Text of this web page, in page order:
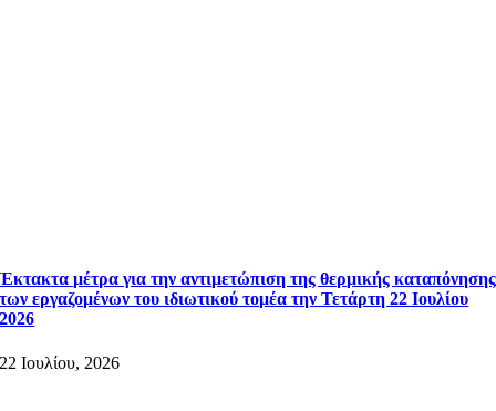
Έκτακτα μέτρα για την αντιμετώπιση της θερμικής καταπόνησης
των εργαζομένων του ιδιωτικού τομέα την Τετάρτη 22 Ιουλίου
2026
22 Ιουλίου, 2026